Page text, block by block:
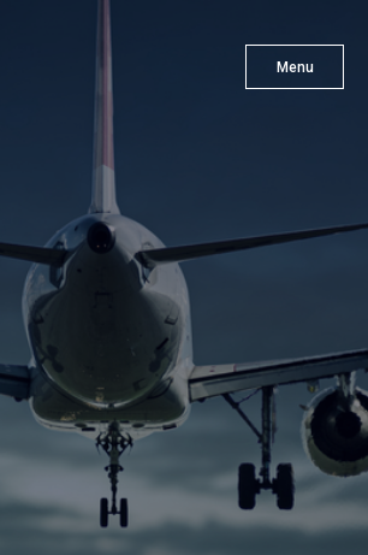
Menu
X
Cuisine
L'innovation
Notre Partenaire
Carrières